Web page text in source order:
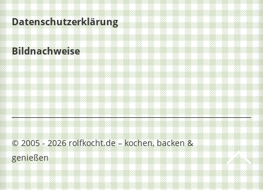
Datenschutzerklärung
Bildnachweise
© 2005 - 2026 rolfkocht.de – kochen, backen &
genießen